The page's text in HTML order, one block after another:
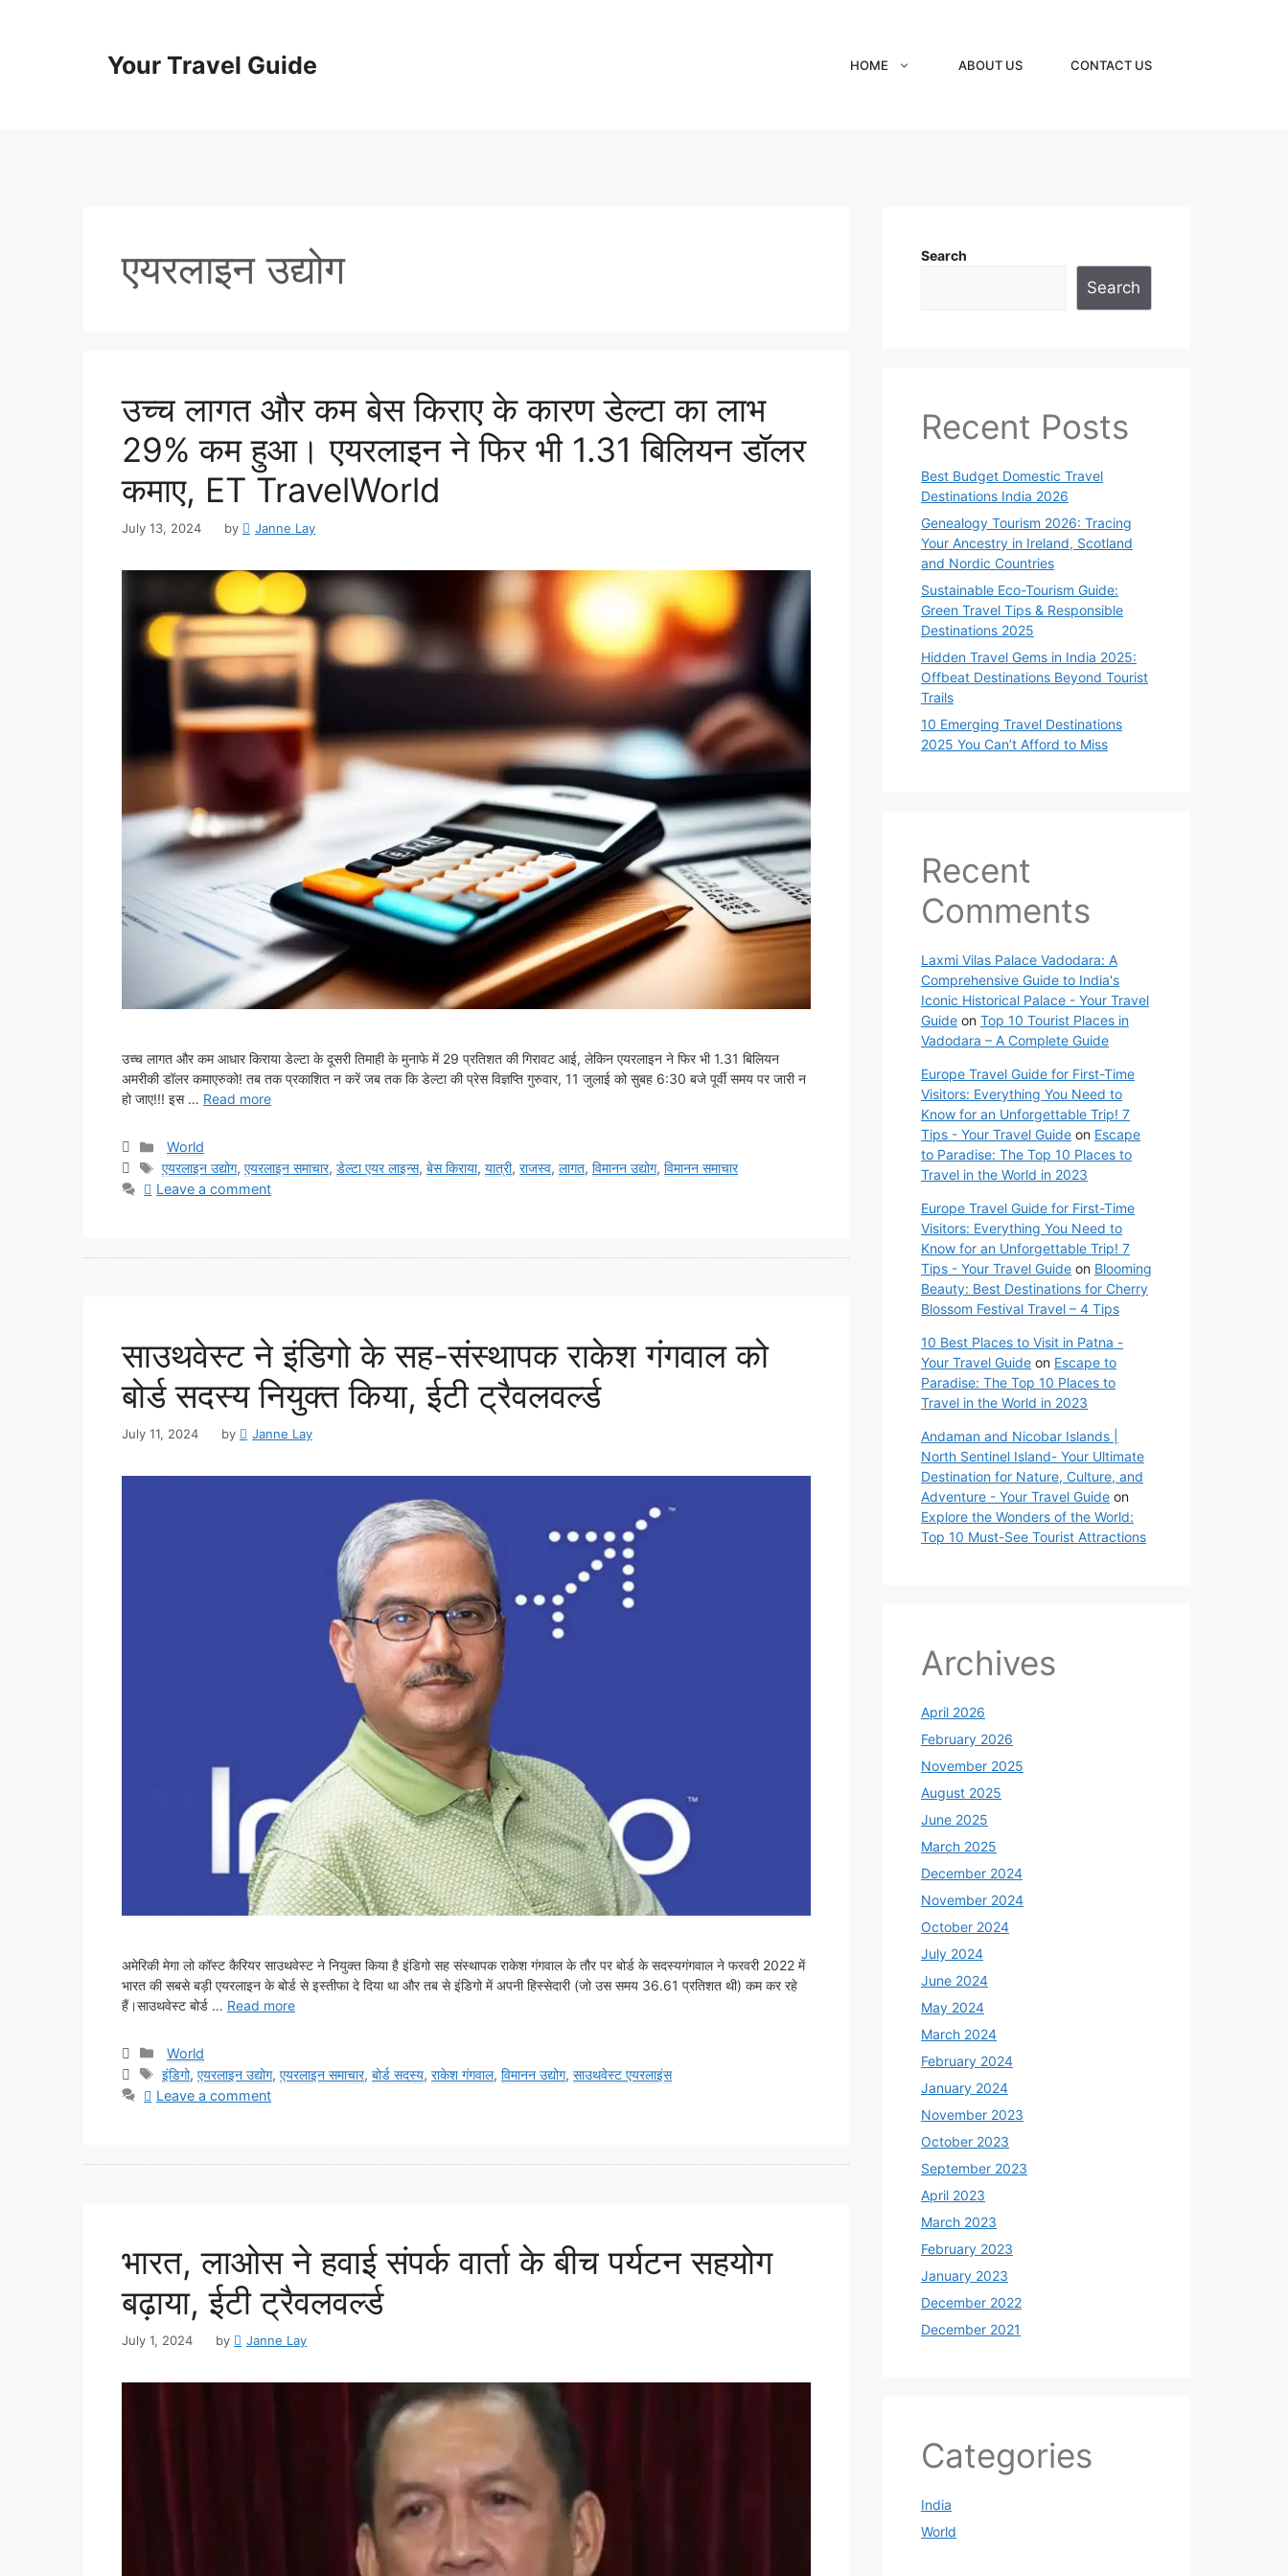
Your Travel Guide HOME ABOUT US CONTACT US
एयरलाइन उद्योग
उच्च लागत और कम बेस किराए के कारण डेल्टा का लाभ
29% कम हुआ। एयरलाइन ने फिर भी 1.31 बिलियन डॉलर
कमाए, ET TravelWorld
July 13, 2024 by Janne Lay
उच्च लागत और कम आधार किराया डेल्टा के दूसरी तिमाही के मुनाफे में 29 प्रतिशत की गिरावट आई, लेकिन एयरलाइन ने फिर भी 1.31 बिलियन
अमरीकी डॉलर कमाएरुको! तब तक प्रकाशित न करें जब तक कि डेल्टा की प्रेस विज्ञप्ति गुरुवार, 11 जुलाई को सुबह 6:30 बजे पूर्वी समय पर जारी न
हो जाए!!! इस … Read more
Categories
World
Tags
एयरलाइन उद्योग,एयरलाइन समाचार,डेल्टा एयर लाइन्स,बेस किराया,यात्री,राजस्व,लागत,विमानन उद्योग,विमानन समाचार
Leave a comment
साउथवेस्ट ने इंडिगो के सह-संस्थापक राकेश गंगवाल को
बोर्ड सदस्य नियुक्त किया, ईटी ट्रैवलवर्ल्ड
July 11, 2024 by Janne Lay
अमेरिकी मेगा लो कॉस्ट कैरियर साउथवेस्ट ने नियुक्त किया है इंडिगो सह संस्थापक राकेश गंगवाल के तौर पर बोर्ड के सदस्यगंगवाल ने फरवरी 2022 में
भारत की सबसे बड़ी एयरलाइन के बोर्ड से इस्तीफा दे दिया था और तब से इंडिगो में अपनी हिस्सेदारी (जो उस समय 36.61 प्रतिशत थी) कम कर रहे
हैं।साउथवेस्ट बोर्ड … Read more
Categories
World
Tags
इंडिगो,एयरलाइन उद्योग,एयरलाइन समाचार,बोर्ड सदस्य,राकेश गंगवाल,विमानन उद्योग,साउथवेस्ट एयरलाइंस
Leave a comment
भारत, लाओस ने हवाई संपर्क वार्ता के बीच पर्यटन सहयोग
बढ़ाया, ईटी ट्रैवलवर्ल्ड
July 1, 2024 by Janne Lay
Search
Search
Recent Posts
Best Budget Domestic Travel
Destinations India 2026
Genealogy Tourism 2026: Tracing
Your Ancestry in Ireland, Scotland
and Nordic Countries
Sustainable Eco-Tourism Guide:
Green Travel Tips & Responsible
Destinations 2025
Hidden Travel Gems in India 2025:
Offbeat Destinations Beyond Tourist
Trails
10 Emerging Travel Destinations
2025 You Can’t Afford to Miss
Recent
Comments
Laxmi Vilas Palace Vadodara: A
Comprehensive Guide to India's
Iconic Historical Palace - Your Travel
Guide on Top 10 Tourist Places in
Vadodara – A Complete Guide
Europe Travel Guide for First-Time
Visitors: Everything You Need to
Know for an Unforgettable Trip! 7
Tips - Your Travel Guide on Escape
to Paradise: The Top 10 Places to
Travel in the World in 2023
Europe Travel Guide for First-Time
Visitors: Everything You Need to
Know for an Unforgettable Trip! 7
Tips - Your Travel Guide on Blooming
Beauty: Best Destinations for Cherry
Blossom Festival Travel – 4 Tips
10 Best Places to Visit in Patna -
Your Travel Guide on Escape to
Paradise: The Top 10 Places to
Travel in the World in 2023
Andaman and Nicobar Islands |
North Sentinel Island- Your Ultimate
Destination for Nature, Culture, and
Adventure - Your Travel Guide on
Explore the Wonders of the World:
Top 10 Must-See Tourist Attractions
Archives
April 2026
February 2026
November 2025
August 2025
June 2025
March 2025
December 2024
November 2024
October 2024
July 2024
June 2024
May 2024
March 2024
February 2024
January 2024
November 2023
October 2023
September 2023
April 2023
March 2023
February 2023
January 2023
December 2022
December 2021
Categories
India
World